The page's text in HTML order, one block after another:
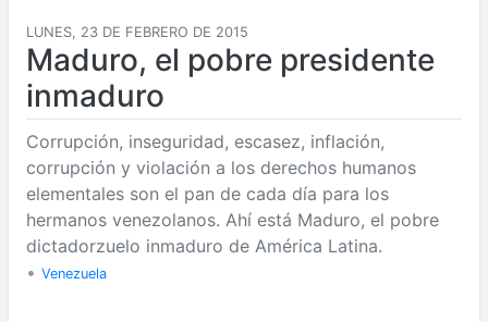
LUNES, 23 DE FEBRERO DE 2015
Maduro, el pobre presidente
inmaduro
Corrupción, inseguridad, escasez, inflación,
corrupción y violación a los derechos humanos
elementales son el pan de cada día para los
hermanos venezolanos. Ahí está Maduro, el pobre
dictadorzuelo inmaduro de América Latina.
• Venezuela